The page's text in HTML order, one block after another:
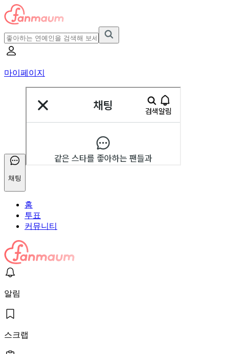
마이페이지
채팅
홈
투표
커뮤니티
알림
스크랩